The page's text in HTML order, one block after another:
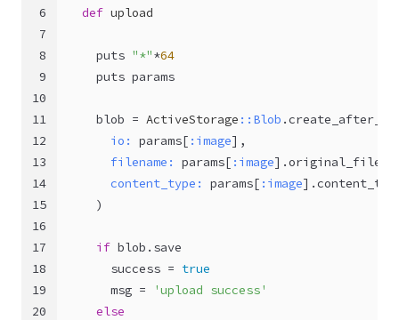
6
7
8
9
10
11
12
13
14
15
16
17
18
19
20
def upload
    puts
"*"*64
    puts params
    blob =
ActiveStorage : :Blob
io:
params[ :image],
filename:
params[ :image
content_type:
params[ :image
    )
if blob.save
      success =
true
      msg =
'upload success'
else